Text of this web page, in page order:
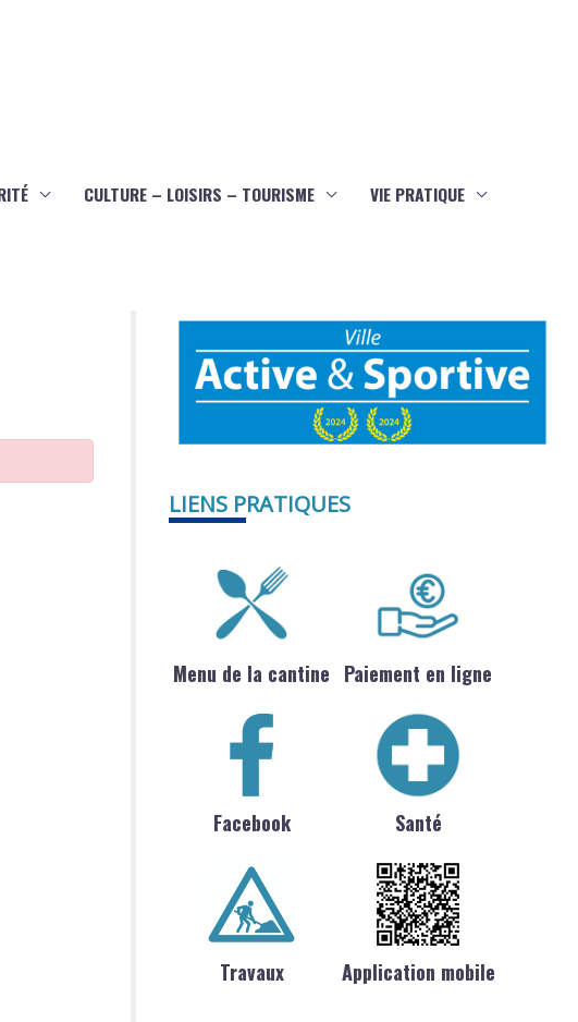
CULTURE – LOISIRS – TOURISME VIE PRATIQUE
LIENS PRATIQUES
Menu de la cantine Paiement en ligne
Facebook Santé
Travaux Application mobile